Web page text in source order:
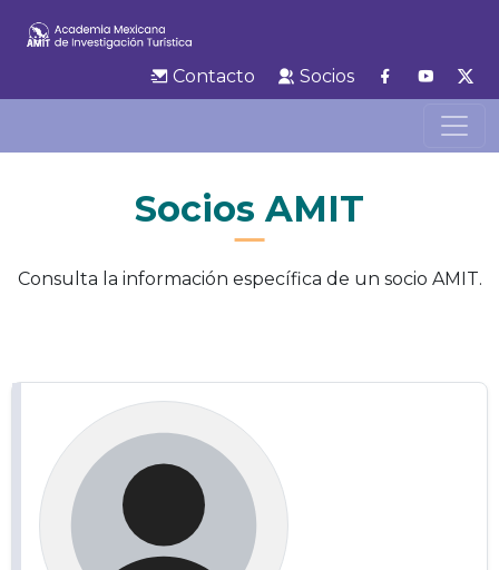
Contacto Socios
Socios AMIT
Consulta la información específica de un socio AMIT.